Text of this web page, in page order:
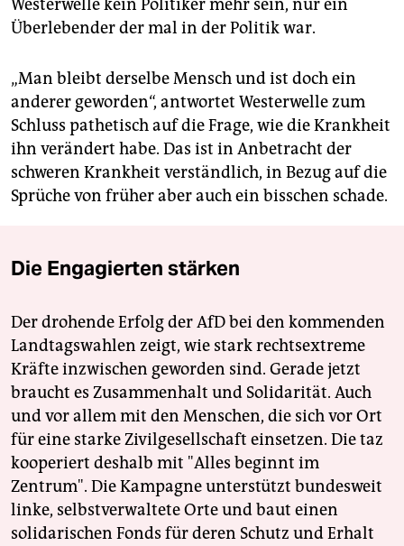
Westerwelle kein Politiker mehr sein, nur ein
Überlebender der mal in der Politik war.
„Man bleibt derselbe Mensch und ist doch ein
anderer geworden“, antwortet Westerwelle zum
Schluss pathetisch auf die Frage, wie die Krankheit
ihn verändert habe. Das ist in Anbetracht der
schweren Krankheit verständlich, in Bezug auf die
Sprüche von früher aber auch ein bisschen schade.
Die Engagierten stärken
Der drohende Erfolg der AfD bei den kommenden
Landtagswahlen zeigt, wie stark rechtsextreme
Kräfte inzwischen geworden sind. Gerade jetzt
braucht es Zusammenhalt und Solidarität. Auch
und vor allem mit den Menschen, die sich vor Ort
für eine starke Zivilgesellschaft einsetzen. Die taz
kooperiert deshalb mit "Alles beginnt im
Zentrum". Die Kampagne unterstützt bundesweit
linke, selbstverwaltete Orte und baut einen
solidarischen Fonds für deren Schutz und Erhalt